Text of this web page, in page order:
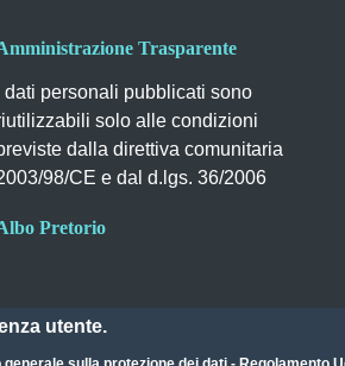
Trasparente
I dati personali pubblicati sono
solo alle condizioni
dalla direttiva comunitaria
98/CE e dal d.lgs. 36/2006
Pretorio
utente.